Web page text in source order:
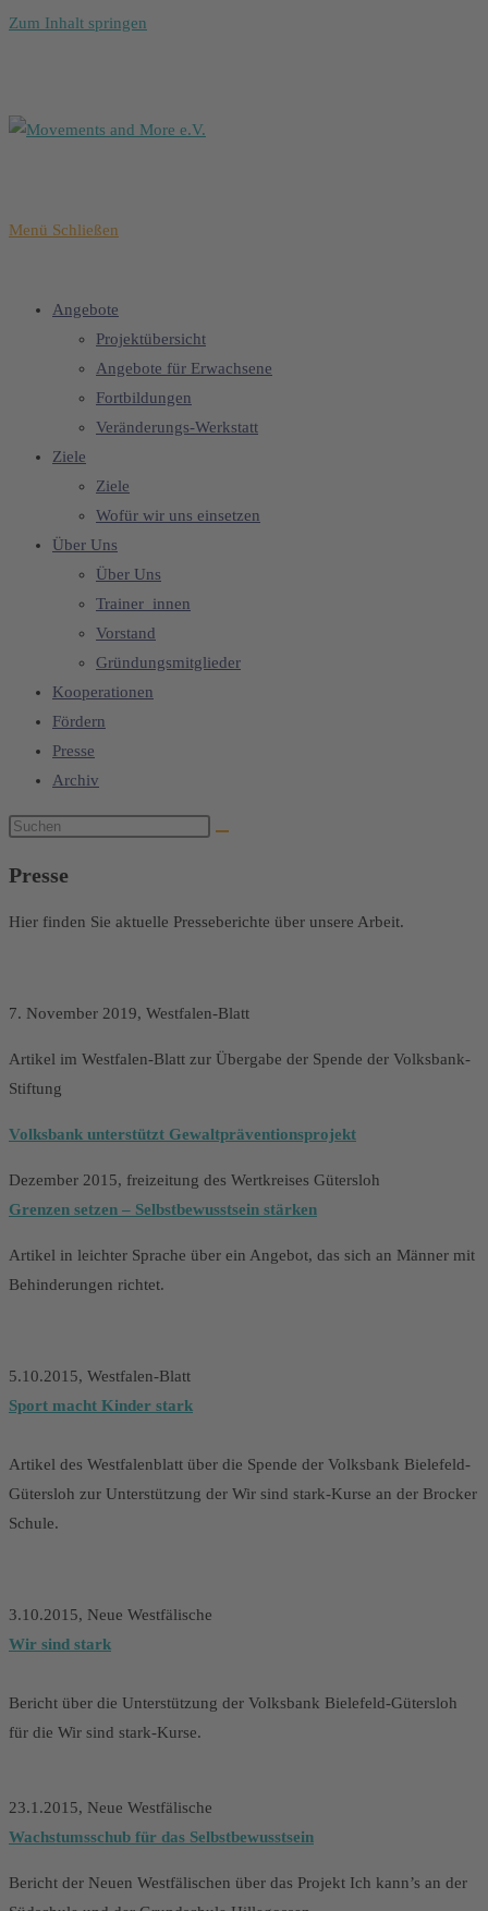
Zum Inhalt springen
Menü Schließen
Angebote
Projektübersicht
Angebote für Erwachsene
Fortbildungen
Veränderungs-Werkstatt
Ziele
Ziele
Wofür wir uns einsetzen
Über Uns
Über Uns
Trainer_innen
Vorstand
Gründungsmitglieder
Kooperationen
Fördern
Presse
Archiv
Presse
Hier finden Sie aktuelle Presseberichte über unsere Arbeit.
7. November 2019, Westfalen-Blatt
Artikel im Westfalen-Blatt zur Übergabe der Spende der Volksbank-
Stiftung
Volksbank unterstützt Gewaltpräventionsprojekt
Dezember 2015, freizeitung des Wertkreises Gütersloh
Grenzen setzen – Selbstbewusstsein stärken
Artikel in leichter Sprache über ein Angebot, das sich an Männer mit
Behinderungen richtet.
5.10.2015, Westfalen-Blatt
Sport macht Kinder stark
Artikel des Westfalenblatt über die Spende der Volksbank Bielefeld-
Gütersloh zur Unterstützung der Wir sind stark-Kurse an der Brocker
Schule.
3.10.2015, Neue Westfälische
Wir sind stark
Bericht über die Unterstützung der Volksbank Bielefeld-Gütersloh
für die Wir sind stark-Kurse.
23.1.2015, Neue Westfälische
Wachstumsschub für das Selbstbewusstsein
Bericht der Neuen Westfälischen über das Projekt Ich kann’s an der